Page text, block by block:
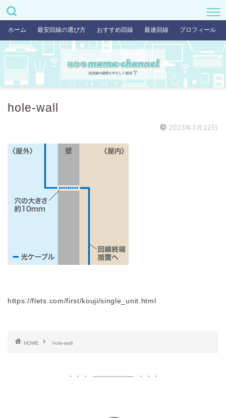
ホーム 最安回線の選び方 おすすめ回線 最速回線 プロフィール
hole-wall
2023年3月12日
https://flets.com/first/kouji/single_unit.html
HOME hole-wall